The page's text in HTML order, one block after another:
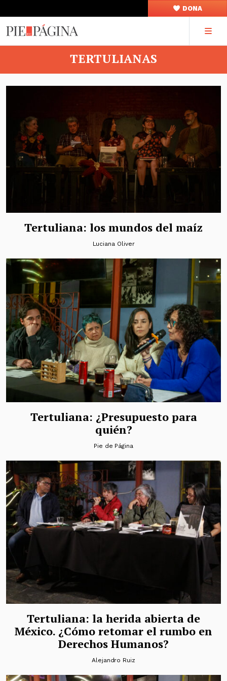
DONA
TERTULIANAS
Tertuliana: los mundos del maíz
Luciana Oliver
Tertuliana: ¿Presupuesto para
quién?
Pie de Página
Tertuliana: la herida abierta de
México. ¿Cómo retomar el rumbo en
Derechos Humanos?
Alejandro Ruiz